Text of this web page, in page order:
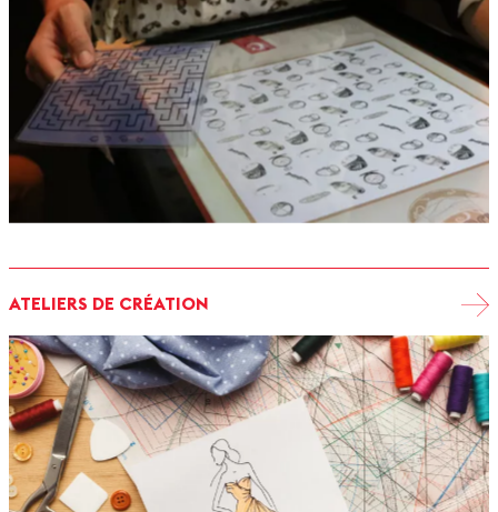
ATELIERS DE CRÉATION